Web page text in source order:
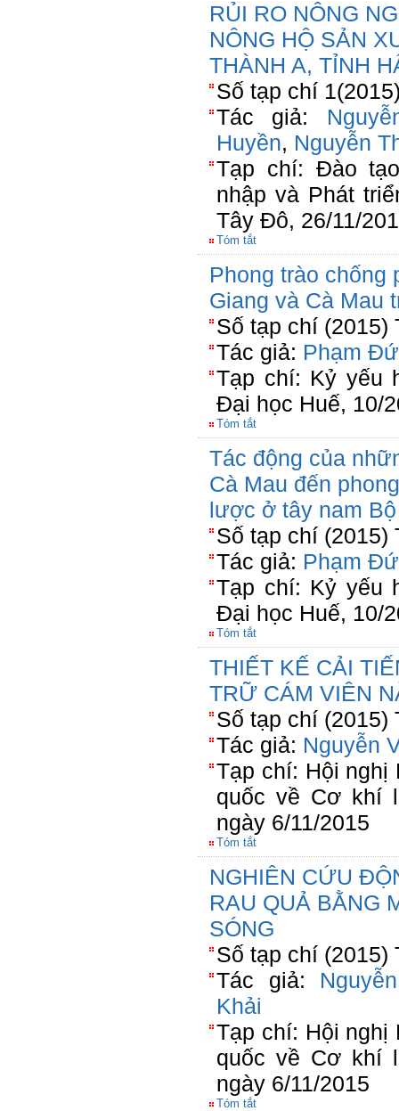
RỦI RO NÔNG
NÔNG HỘ SẢN
THÀNH A, TỈNH
Số tạp chí
Tác giả:
Huyền, Nguyễn
Tạp chí: Đào
nhập và Phát
Tây Đô, 26/11/
Tóm tắt
Phong trào
Giang và Cà Mau
Số tạp chí (2015)
Tác giả: Phạm
Tạp chí: Kỷ yếu
Đại học Huế, 10/
Tóm tắt
Tác động của
Cà Mau đến
lược ở tây nam
Số tạp chí (2015)
Tác giả: Phạm
Tạp chí: Kỷ yếu
Đại học Huế, 10/
Tóm tắt
THIẾT KẾ CẢI
TRỮ CÁM VIÊN
Số tạp chí (2015)
Tác giả: Nguyễn
Tạp chí: Hội nghị
quốc về Cơ khí
ngày 6/11/2015
Tóm tắt
NGHIÊN CỨU
RAU QUẢ BẰNG
SÓNG
Số tạp chí (2015)
Tác giả:
Khải
Tạp chí: Hội nghị
quốc về Cơ khí
ngày 6/11/2015
Tóm tắt